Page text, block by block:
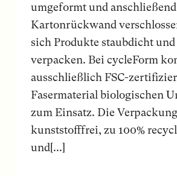
umgeformt und
Kartonrückwand
sich Produkte staubdicht
verpacken. Bei cycleForm
ausschließlich FSC-
Fasermaterial biologischen
zum Einsatz. Die
kunststofffrei, zu 100%
und[...]